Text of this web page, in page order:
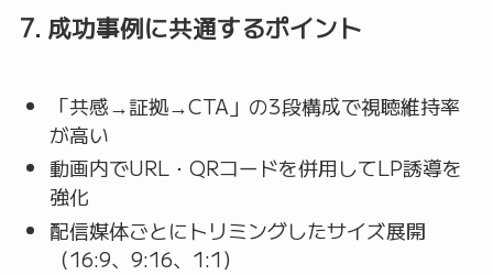
7. 成功事例に共通するポイント
「共感→証拠→CTA」の3段構成で視聴維持率
が高い
動画内でURL・QRコードを併用してLP誘導を
強化
配信媒体ごとにトリミングしたサイズ展開
（16:9、9:16、1:1）